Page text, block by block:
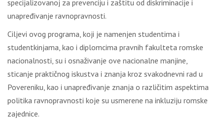
specijalizovanoj za prevenciju i zaštitu od diskriminacije i
unapređivanje ravnopravnosti.
Ciljevi ovog programa, koji je namenjen studentima i
studentkinjama, kao i diplomcima pravnih fakulteta romske
nacionalnosti, su i osnaživanje ove nacionalne manjine,
sticanje praktičnog iskustva i znanja kroz svakodnevni rad u
Povereniku, kao i unapređivanje znanja o različitim aspektima
politika ravnopravnosti koje su usmerene na inkluziju romske
zajednice.